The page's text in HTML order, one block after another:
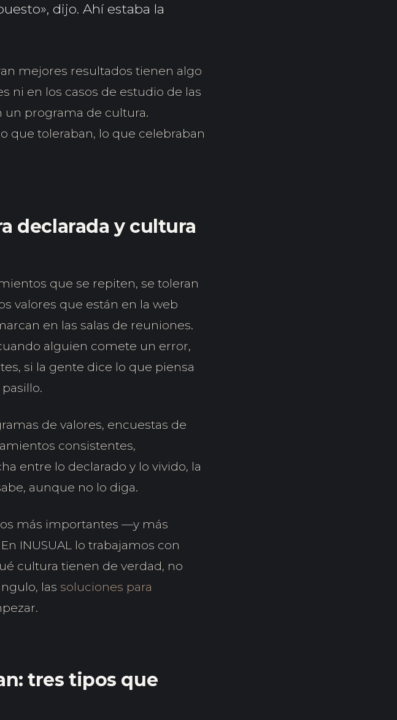
dijo. Ahí estaba la
mejores resultados tienen algo
ni en los casos de estudio de las
un programa de cultura.
que toleraban, lo que celebraban
declarada y cultura
que se repiten, se toleran
valores que están en la web
en las salas de reuniones.
alguien comete un error,
si la gente dice lo que piensa
de valores, encuestas de
consistentes,
entre lo declarado y lo vivido, la
aunque no lo diga.
más importantes —y más
INUSUAL lo trabajamos con
cultura tienen de verdad, no
las soluciones para
tres tipos que